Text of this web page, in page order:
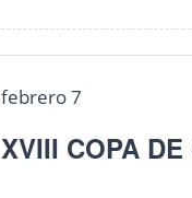
XVIII COPA
febrero 7